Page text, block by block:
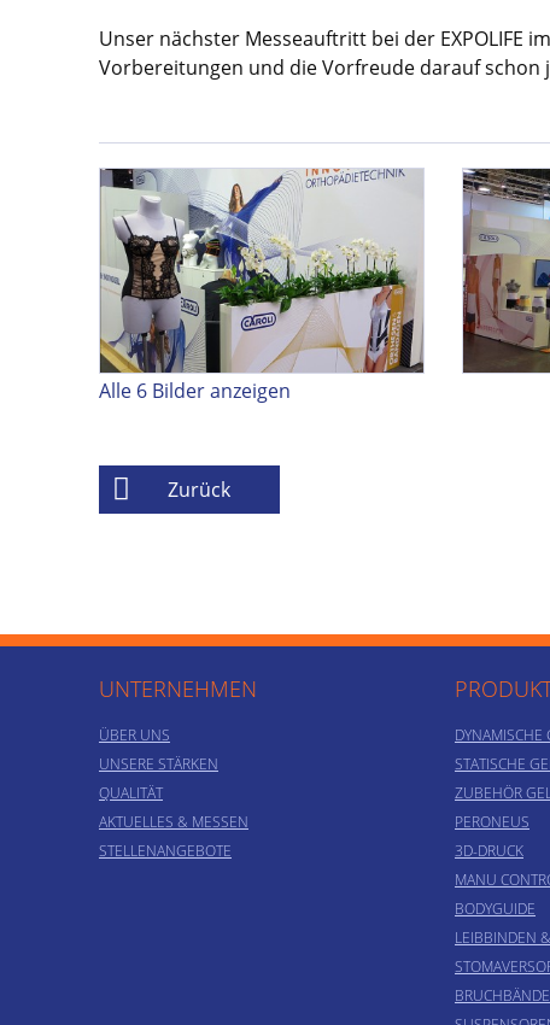
Unser nächster Messeauftritt bei der EXPOLIFE
Vorbereitungen und die Vorfreude darauf schon
Alle 6 Bilder anzeigen
Zurück
UNTERNEHMEN
ÜBER UNS
UNSERE STÄRKEN
QUALITÄT
AKTUELLES & MESSEN
STELLENANGEBOTE
DYNAMISCHE
STATISCHE
ZUBEHÖR
PERONEUS
3D-DRUCK
MANU
BODYGUIDE
LEIBBINDEN